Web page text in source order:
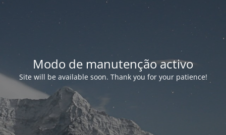
Modo de manutenção activo
Site will be available soon. Thank you for your patience!